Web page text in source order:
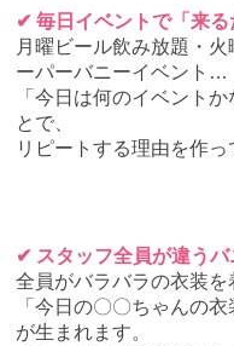
✔ 毎日イベントで「来
月曜ビール飲み放題・
ーパーバニーイベント…
「今日は何のイベント
とで、
リピートする理由を作っ
✔ スタッフ全員が違うバ
全員がバラバラの衣装を
「今日の〇〇ちゃんの
が生まれます。